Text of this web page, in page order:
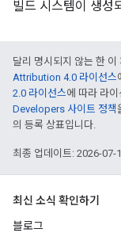
빌드 시스템이 생성
달리 명시되지 않는 한
Attribution 4.0 라이선스
2.0 라이선스에 따라 라
Developers 사이트 정책
의 등록 상표입니다.
최종 업데이트: 2026-07-
최신 소식 확인하기
블로그